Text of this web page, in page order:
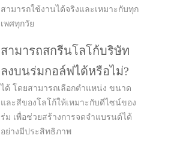
สามารถใช้งานได้จริงและเหมาะกับทุก
เพศทุกวัย
สามารถสกรีนโลโก้บริษัท
ลงบนร่มกอล์ฟได้หรือไม่?
ได้ โดยสามารถเลือกตำแหน่ง ขนาด
และสีของโลโก้ให้เหมาะกับดีไซน์ของ
ร่ม เพื่อช่วยสร้างการจดจำแบรนด์ได้
อย่างมีประสิทธิภาพ